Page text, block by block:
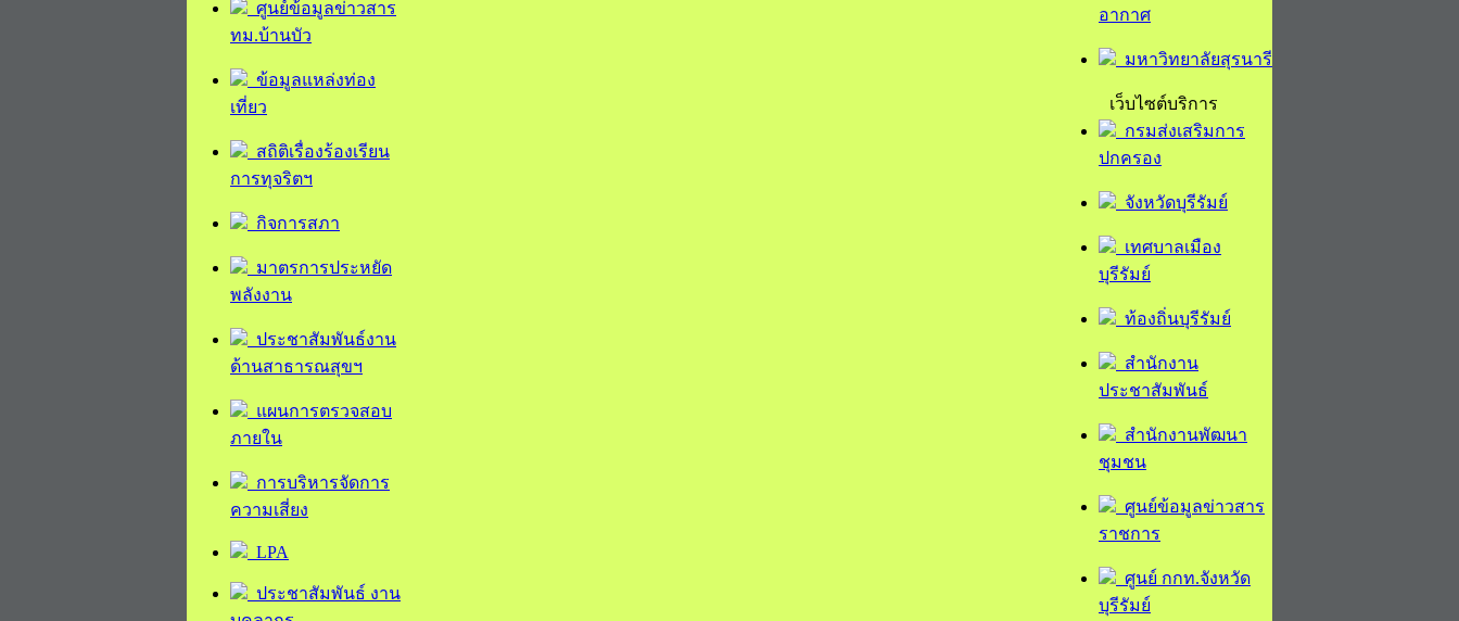
ศูนย์ข้อมูลข่าวสาร
ทม.บ้านบัว
ข้อมูลแหล่งท่อง
เที่ยว
สถิติเรื่องร้องเรียน
การทุจริตฯ
กิจการสภา
มาตรการประหยัด
พลังงาน
ประชาสัมพันธ์งาน
ด้านสาธารณสุขฯ
แผนการตรวจสอบ
ภายใน
การบริหารจัดการ
ความเสี่ยง
LPA
ประชาสัมพันธ์ งาน
อากาศ
มหาวิทยาลัยสุรนารี
เว็บไซต์บริการ
กรมส่งเสริมการ
ปกครอง
จังหวัดบุรีรัมย์
เทศบาลเมือง
บุรีรัมย์
ท้องถิ่นบุรีรัมย์
สำนักงาน
ประชาสัมพันธ์
สำนักงานพัฒนา
ชุมชน
ศูนย์ข้อมูลข่าวสาร
ราชการ
ศูนย์ กกท.จังหวัด
บุรีรัมย์